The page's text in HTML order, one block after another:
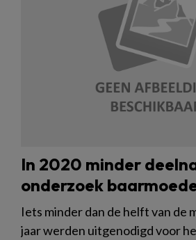
In 2020 minder
onderzoek
Iets minder dan de helft van de
jaar werden uitgenodigd voor